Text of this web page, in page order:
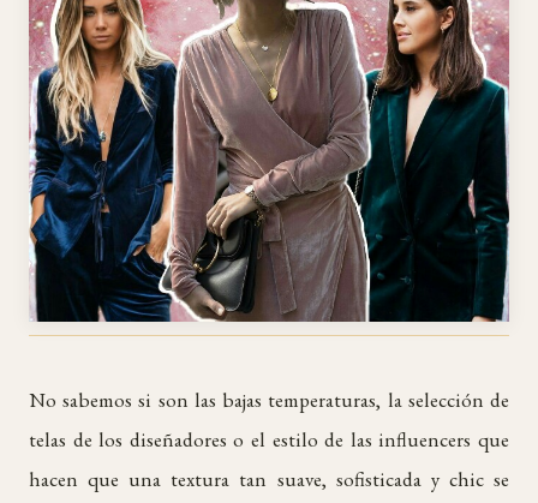
No sabemos si son las bajas temperaturas, la selección de
telas de los diseñadores o el estilo de las influencers que
hacen que una textura tan suave, sofisticada y chic se